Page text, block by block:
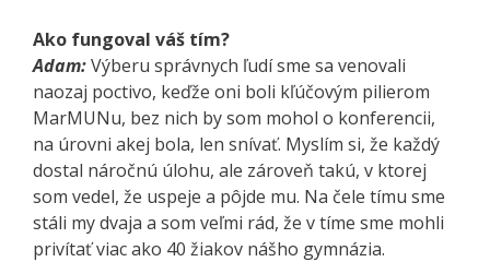
Ako fungoval váš tím?
Adam:Výberu správnych ľudí sme sa venovali
naozaj poctivo, keďže oni boli kľúčovým pilierom
MarMUNu, bez nich by som mohol o konferencii,
na úrovni akej bola, len snívať. Myslím si, že každý
dostal náročnú úlohu, ale zároveň takú, v ktorej
som vedel, že uspeje a pôjde mu. Na čele tímu sme
stáli my dvaja a som veľmi rád, že v tíme sme mohli
privítať viac ako 40 žiakov nášho gymnázia.